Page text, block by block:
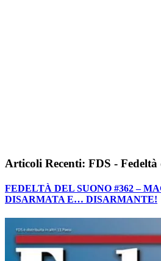
Articoli Recenti: FDS - Fedeltà
FEDELTÀ DEL SUONO #362 –
DISARMATA E… DISARMANTE!